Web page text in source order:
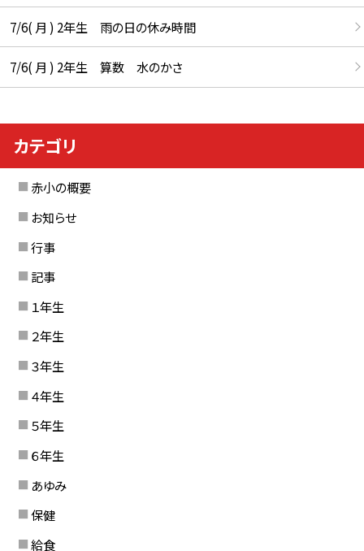
7/6( 月 ) 2年生 雨の日の休み時間
7/6( 月 ) 2年生 算数 水のかさ
カテゴリ
赤小の概要
お知らせ
行事
記事
１年生
２年生
３年生
４年生
５年生
６年生
あゆみ
保健
給食